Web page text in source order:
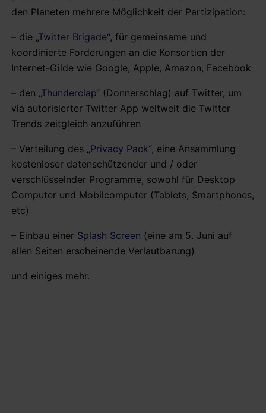
den Planeten mehrere Möglichkeit der Partizipation:
– die „Twitter Brigade“, für gemeinsame und
koordinierte Forderungen an die Konsortien der
Internet-Gilde wie Google, Apple, Amazon, Facebook
– den „Thunderclap“ (Donnerschlag) auf Twitter, um
via autorisierter Twitter App weltweit die Twitter
Trends zeitgleich anzuführen
– Verteilung des „Privacy Pack“, eine Ansammlung
kostenloser datenschützender und / oder
verschlüsselnder Programme, sowohl für Desktop
Computer und Mobilcomputer (Tablets, Smartphones,
etc)
– Einbau einer Splash Screen (eine am 5. Juni auf
allen Seiten erscheinende Verlautbarung)
und einiges mehr.